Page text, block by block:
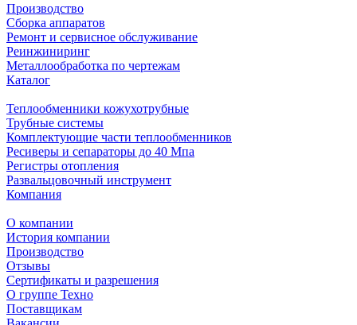
Производство
Сборка аппаратов
Ремонт и сервисное обслуживание
Реинжиниринг
Металлообработка по чертежам
Каталог
Теплообменники кожухотрубные
Трубные системы
Комплектующие части теплообменников
Ресиверы и сепараторы до 40 Мпа
Регистры отопления
Развальцовочный инструмент
Компания
О компании
История компании
Производство
Отзывы
Сертификаты и разрешения
О группе Техно
Поставщикам